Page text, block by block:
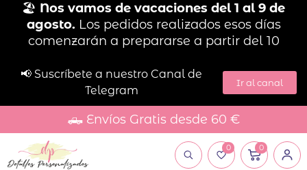
🏖️ Nos vamos de vacaciones del 1 al 9 de
agosto. Los pedidos realizados esos días
comenzarán a prepararse a partir del 10
📢 Suscríbete a nuestro Canal de
Telegram
Ir al canal
🛻 Envíos Gratis desde 60 €
0 0